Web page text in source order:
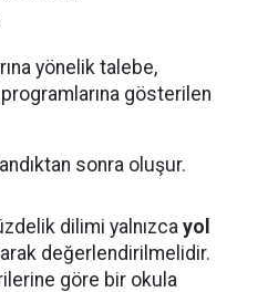
yönelik talebe,
gösterilen
sonra oluşur.
dilimi yalnızca yol
değerlendirilmelidir.
göre bir okula